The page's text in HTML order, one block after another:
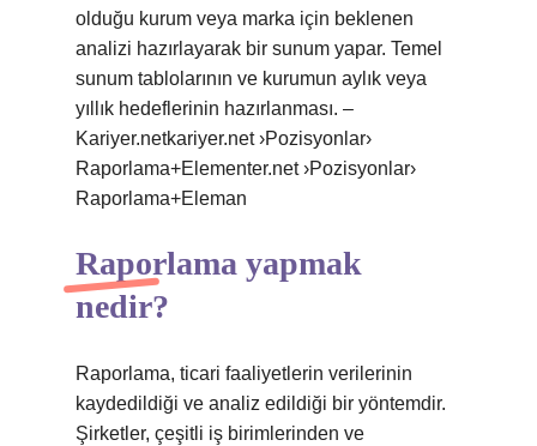
olduğu kurum veya marka için beklenen
analizi hazırlayarak bir sunum yapar. Temel
sunum tablolarının ve kurumun aylık veya
yıllık hedeflerinin hazırlanması. –
Kariyer.netkariyer.net ›Pozisyonlar›
Raporlama+Elementer.net ›Pozisyonlar›
Raporlama+Eleman
Raporlama yapmak
nedir?
Raporlama, ticari faaliyetlerin verilerinin
kaydedildiği ve analiz edildiği bir yöntemdir.
Şirketler, çeşitli iş birimlerinden ve